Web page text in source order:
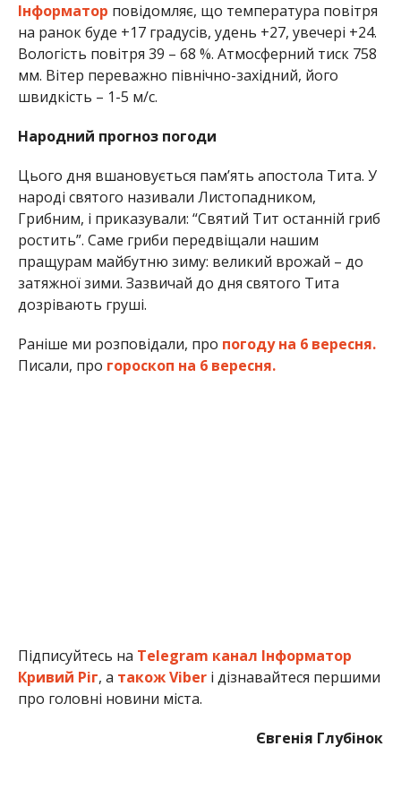
Інформатор повідомляє, що температура повітря
на ранок буде +17 градусів, удень +27, увечері +24.
Вологість повітря 39 – 68 %. Атмосферний тиск 758
мм. Вітер переважно північно-західний, його
швидкість – 1-5 м/с.
Народний прогноз погоди
Цього дня вшановується пам’ять апостола Тита. У
народі святого називали Листопадником,
Грибним, і приказували: “Святий Тит останній гриб
ростить”. Саме гриби передвіщали нашим
пращурам майбутню зиму: великий врожай – до
затяжної зими. Зазвичай до дня святого Тита
дозрівають груші.
Раніше ми розповідали, про погоду на 6 вересня.
Писали, про гороскоп на 6 вересня.
Підписуйтесь на Telegram канал Інформатор
Кривий Ріг, а також Viberі дізнавайтеся першими
про головні новини міста.
Євгенія Глубінок